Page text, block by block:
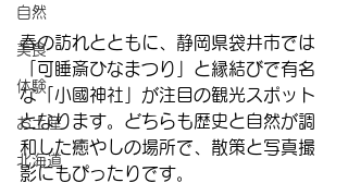
自然
美食
体験
お土産
北海道
春の訪れとともに、静岡県袋井市では
「可睡斎ひなまつり」と縁結びで有名
な「小國神社」が注目の観光スポット
となります。どちらも歴史と自然が調
和した癒やしの場所で、散策と写真撮
影にもぴったりです。